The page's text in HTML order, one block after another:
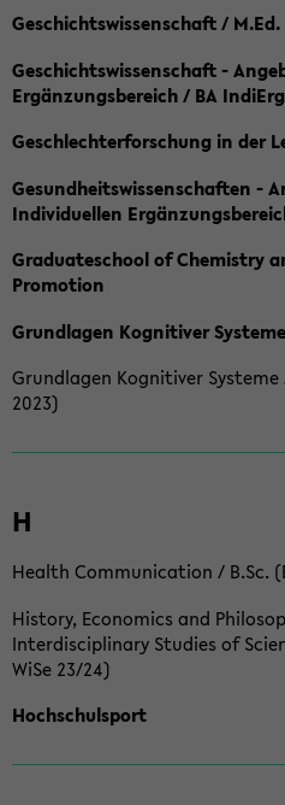
Geschichtswissenschaft / M.Ed.
Geschichtswissenschaft -
Ergänzungsbereich / BA IndiErg
Geschlechterforschung in der
Gesundheitswissenschaften -
Individuellen
Graduateschool of Chemistry
Promotion
Grundlagen Kognitiver
Grundlagen Kognitiver Systeme
2023)
H
Health Communication / B.Sc.
History, Economics and
Interdisciplinary Studies of
WiSe 23/24)
Hochschulsport